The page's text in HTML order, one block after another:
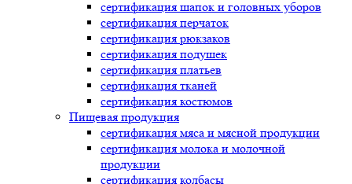
сертификация шапок и головных уборов
сертификация перчаток
сертификация рюкзаков
сертификация подушек
сертификация платьев
сертификация тканей
сертификация костюмов
Пищевая продукция
сертификация мяса и мясной продукции
сертификация молока и молочной
продукции
сертификация колбасы